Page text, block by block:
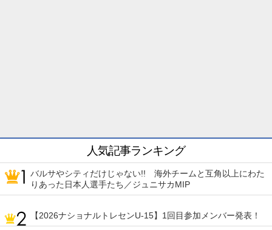
人気記事ランキング
バルサやシティだけじゃない!! 海外チームと互角以上にわた
りあった日本人選手たち／ジュニサカMIP
【2026ナショナルトレセンU-15】1回目参加メンバー発表！